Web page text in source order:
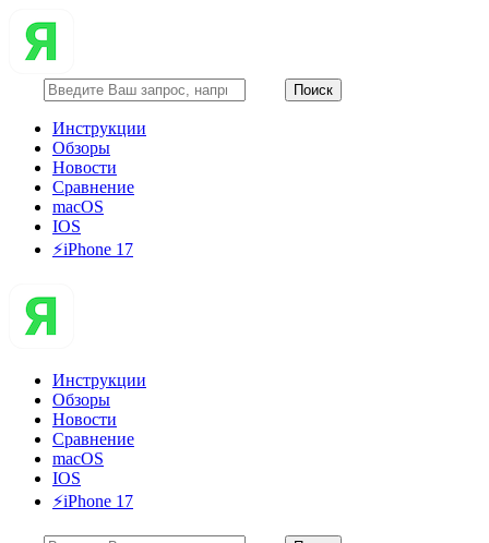
Инструкции
Обзоры
Новости
Сравнение
macOS
IOS
⚡️iPhone 17
Инструкции
Обзоры
Новости
Сравнение
macOS
IOS
⚡️iPhone 17